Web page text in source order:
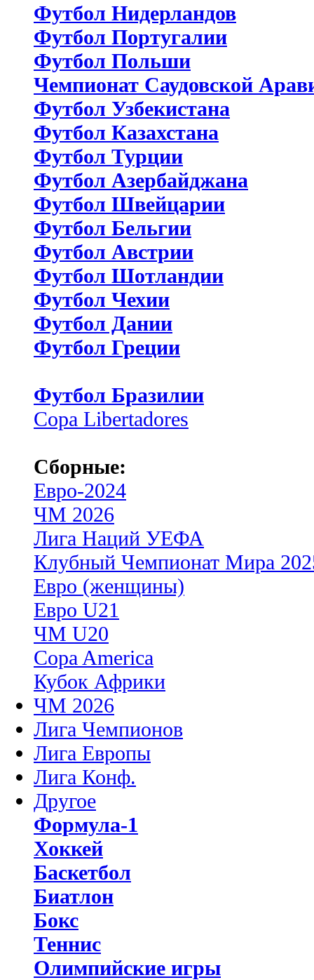
Футбол Нидерландов
Футбол Португалии
Футбол Польши
Чемпионат Саудовской
Футбол Узбекистана
Футбол Казахстана
Футбол Турции
Футбол Азербайджана
Футбол Швейцарии
Футбол Бельгии
Футбол Австрии
Футбол Шотландии
Футбол Чехии
Футбол Дании
Футбол Греции
Футбол Бразилии
Copa Libertadores
Сборные:
Евро-2024
ЧМ 2026
Лига Наций УЕФА
Клубный Чемпионат Мира
Евро (женщины)
Евро U21
ЧМ U20
Copa America
Кубок Африки
ЧМ 2026
Лига Чемпионов
Лига Европы
Лига Конф.
Другое
Формула-1
Хоккей
Баскетбол
Биатлон
Бокс
Теннис
Олимпийские игры